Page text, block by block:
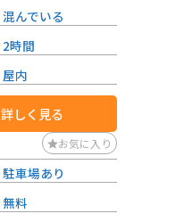
混んでいる
2時間
屋内
詳しく見る
お気に入り
駐車場あり
無料